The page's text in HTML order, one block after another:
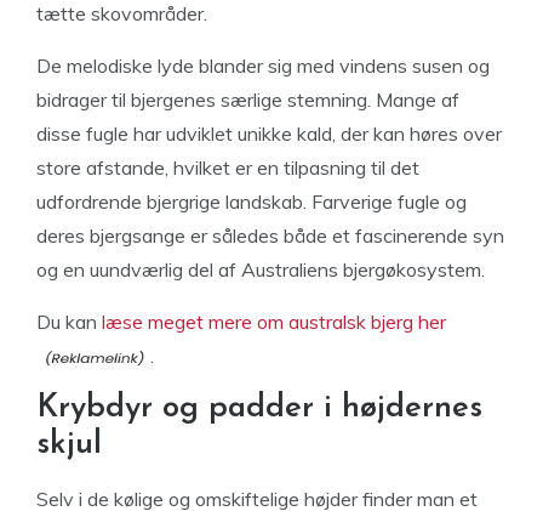
tætte skovområder.
De melodiske lyde blander sig med vindens susen og
bidrager til bjergenes særlige stemning. Mange af
disse fugle har udviklet unikke kald, der kan høres over
store afstande, hvilket er en tilpasning til det
udfordrende bjergrige landskab. Farverige fugle og
deres bjergsange er således både et fascinerende syn
og en uundværlig del af Australiens bjergøkosystem.
Du kan læse meget mere om australsk bjerg her
.
Krybdyr og padder i højdernes
skjul
Selv i de kølige og omskiftelige højder finder man et